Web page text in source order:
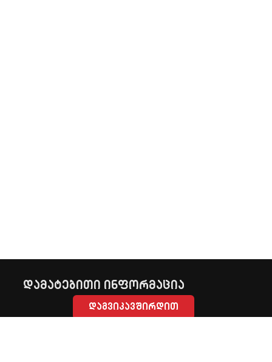
დამატებითი ინფორმაცია
დაგვიკავშირდით